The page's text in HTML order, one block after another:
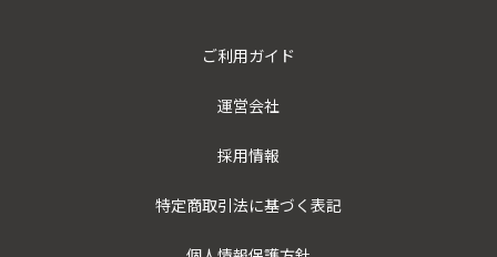
ご利用ガイド
運営会社
採用情報
特定商取引法に基づく表記